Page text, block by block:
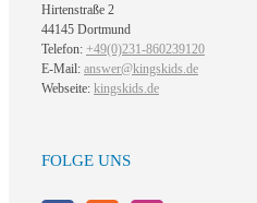
Hirtenstraße 2
44145 Dortmund
Telefon: +49(0)231-860239120
E-Mail: answer@kingskids.de
Webseite: kingskids.de
FOLGE UNS